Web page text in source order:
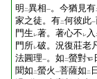
明 二異相一。今猶見有
家之徒。有二何彼此一
門生 レ著。著心不 レ 入
門所レ破。況復莊老
法圓理一。如 二螢對
聞如 二螢火 一菩薩如 二